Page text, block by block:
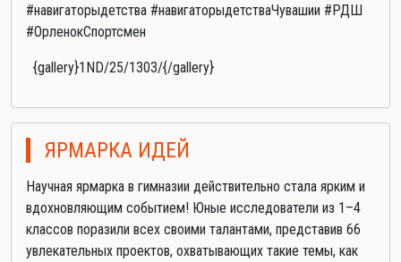
#навигаторыдетства #навигаторыдетстваЧувашии #РДШ
#ОрленокСпортсмен
{gallery}1ND/25/1303/{/gallery}
ЯРМАРКА ИДЕЙ
Научная ярмарка в гимназии действительно стала ярким и
вдохновляющим событием! Юные исследователи из 1–4
классов поразили всех своими талантами, представив 66
увлекательных проектов, охватывающих такие темы, как